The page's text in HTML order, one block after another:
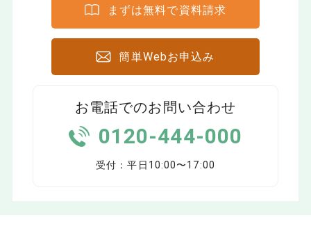
まずは無料で資料請求
簡単Webお申込み
お電話でのお問い合わせ
0120-444-000
受付：平日10:00〜17:00